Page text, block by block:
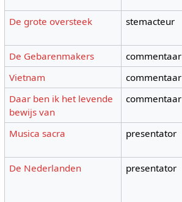
De grote oversteek
stemacteur
De Gebarenmakers commentaar
Vietnam
commentaar
Daar ben ik het levende
bewijs van
commentaar
Musica sacra presentator
De Nederlanden presentator